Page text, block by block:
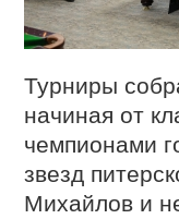
Турниры
начиная от
чемпионами
звезд
Михайлов и